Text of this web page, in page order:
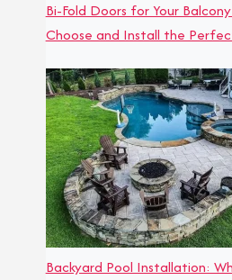
Bi-Fold Doors for Your
Choose and Install the
Backyard Pool Installation: